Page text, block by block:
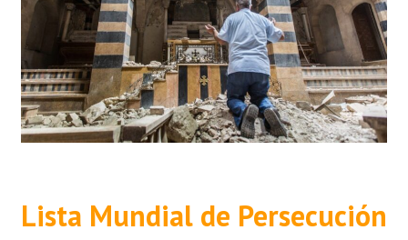
Lista Mundial de Persecución